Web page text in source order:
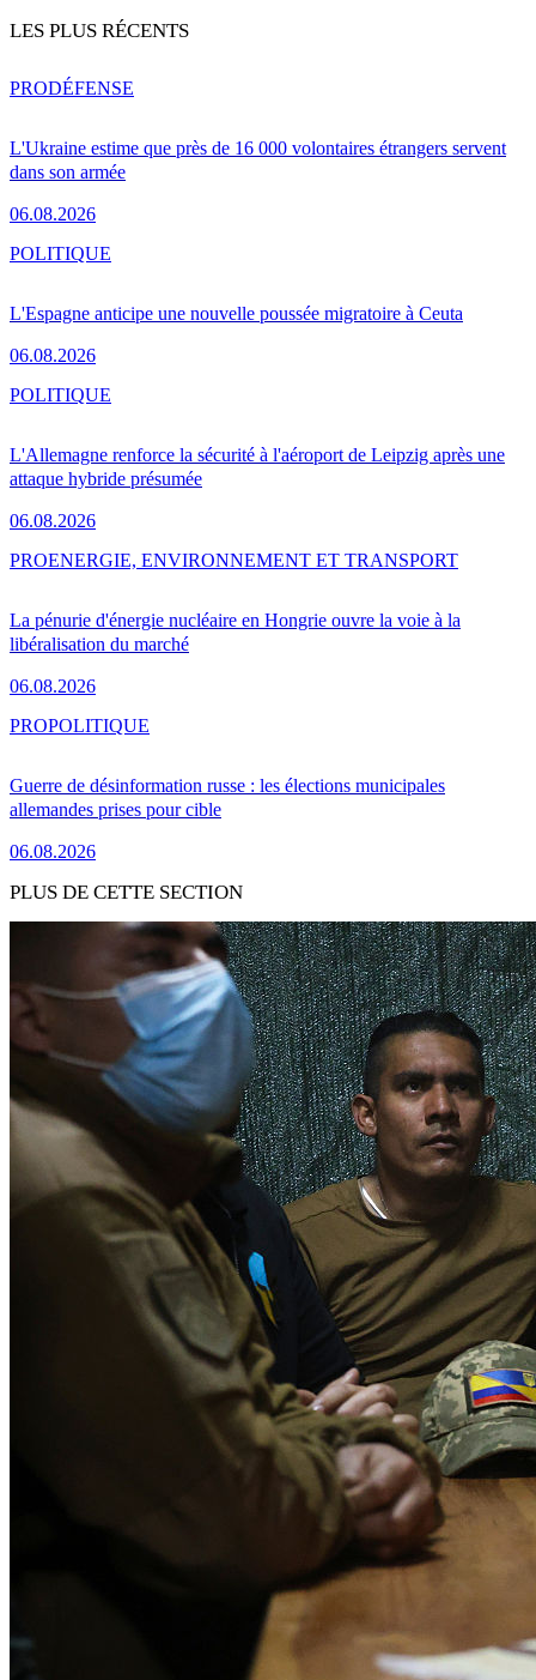
LES PLUS RÉCENTS
L'Ukraine estime que près de 16 000 volontaires étrangers servent
dans son armée
06.08.2026
PRODÉFENSE
L'Espagne anticipe une nouvelle poussée migratoire à Ceuta
06.08.2026
POLITIQUE
L'Allemagne renforce la sécurité à l'aéroport de Leipzig après une
attaque hybride présumée
06.08.2026
POLITIQUE
La pénurie d'énergie nucléaire en Hongrie ouvre la voie à la
libéralisation du marché
06.08.2026
PROENERGIE, ENVIRONNEMENT ET TRANSPORT
Guerre de désinformation russe : les élections municipales
allemandes prises pour cible
06.08.2026
PROPOLITIQUE
PLUS DE CETTE SECTION